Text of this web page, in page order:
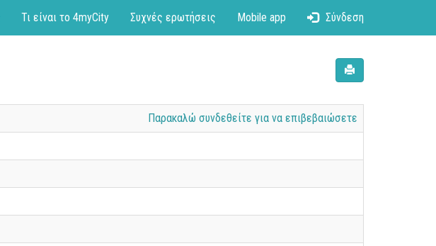
Τι είναι το 4myCity Συχνές ερωτήσεις Mobile app Σύνδεση
Παρακαλώ συνδεθείτε για να επιβεβαιώσετε